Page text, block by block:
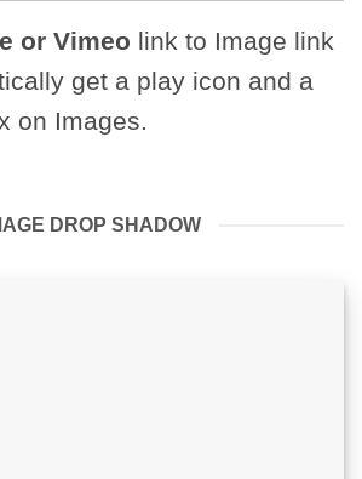
or Vimeo link to Image link
get a play icon and a
on Images.
DROP SHADOW